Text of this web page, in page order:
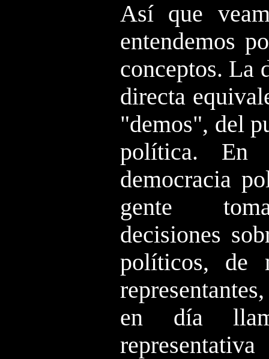
Así que
entendemos
conceptos. La
directa
"demos", del
política. En
democracia
gente
decisiones
políticos, de
en día